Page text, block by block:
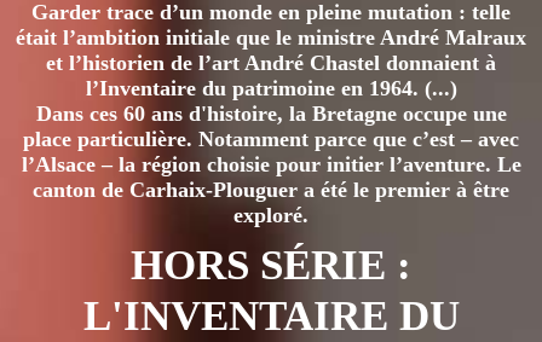
Garder trace d’un monde en pleine mutation : telle
était l’ambition initiale que le ministre André Malraux
et l’historien de l’art André Chastel donnaient à
l’Inventaire du patrimoine en 1964. (...)
Dans ces 60 ans d'histoire, la Bretagne occupe une
place particulière. Notamment parce que c’est – avec
l’Alsace – la région choisie pour initier l’aventure. Le
canton de Carhaix-Plouguer a été le premier à être
exploré.
HORS SÉRIE :
L'INVENTAIRE DU